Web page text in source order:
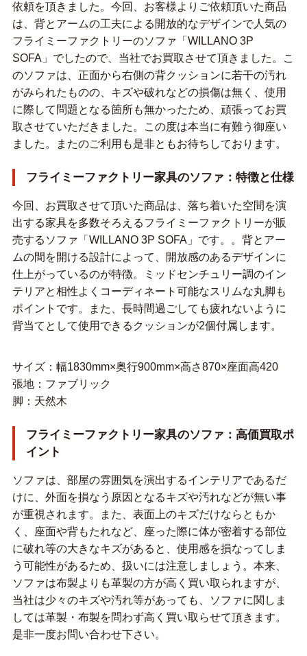
依頼を頂きました。今回、お客様よりご依頼頂いた商品
は、背とアームの工夫による開放的なデザインで人気の
フライミーファクトリーのソファ「WILLANO 3P
SOFA」でしたので、当社でお買取させて頂きました。こ
のソファは、正面から右側の背クッションに若干の汚れ
がみられたものの、キズや破れなどの損傷は無く、使用
に際して問題となる箇所も無かったため、頑張ってお買
取させていただきました。この度は本当に有難う御座い
ました。またのご利用も是非ともお待ちしております。
フライミーファクトリー家具のソファ：特徴と仕様
今回、お買取させて頂いた商品は、落ち着いた空間を演
出する家具を多数そろえるフライミーファクトリーが販
売するソファ「WILLANO 3P SOFA」です。。背とアー
ムの間を開ける設計によって、開放感のあるデザインに
仕上がっているのが特徴。ミッドセンチュリー調のイン
テリアと相性よくコーディネート可能なスリムな丸脚も
ポイントです。また、長時間過ごしても疲れないように
背当てとして使用できるクッションが2個付属します。
サイズ：幅1830mm×奥行900mm×高さ870×座面高420
張地：ファブリック
脚：天然木
フライミーファクトリー家具のソファ：高価買取ポ
イント
ソファは、部屋の雰囲気を演出するインテリアであるだ
けに、外面を損なう原因となるキズや汚れなどが無い事
が重視されます。また、表面上のキズだけならともか
く、座面や背もたれなど、座った際に体が密着する部位
に破れ等の大きなキズがあると、使用感を損なってしま
う可能性があるため、扱いには注意しましょう。本来、
ソファは布製よりも革製の方が高く買い取られますが、
当社は少々のキズや汚れ等があっても、ソファに関しま
しては革製・布製を問わず高く買い取らせて頂きます。
是非一度お問い合わせ下さい。